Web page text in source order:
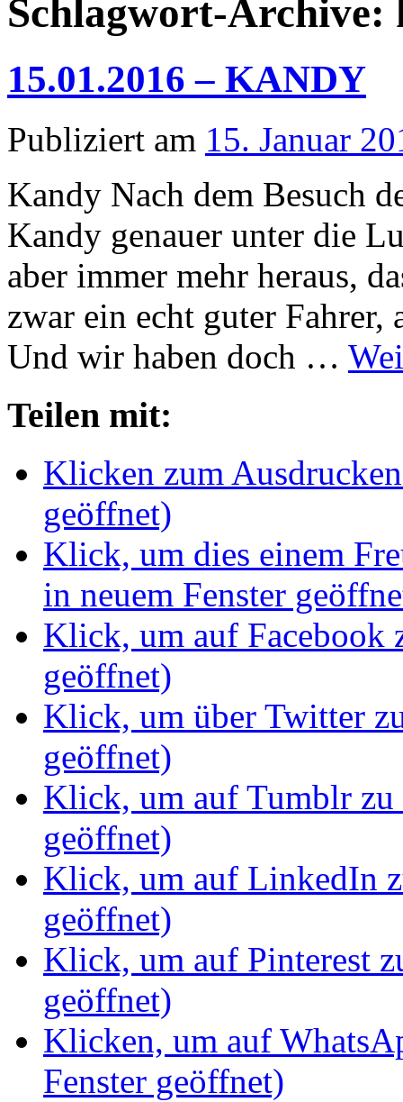
Schlagwort-Archive:
15.01.2016 – KANDY
Publiziert am 15. Januar
Kandy Nach dem Besuch
Kandy genauer unter die
aber immer mehr heraus,
zwar ein echt guter Fahrer,
Und wir haben doch …
Teilen mit:
Klicken zum
geöffnet)
Klick, um dies einem
in neuem Fenster
Klick, um auf Facebook
geöffnet)
Klick, um über Twitter
geöffnet)
Klick, um auf Tumblr zu
geöffnet)
Klick, um auf LinkedIn
geöffnet)
Klick, um auf Pinterest
geöffnet)
Klicken, um auf
Fenster geöffnet)